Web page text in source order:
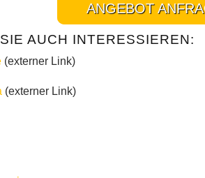
ANGEBOT
AUCH INTERESSIEREN:
(externer Link)
(externer Link)